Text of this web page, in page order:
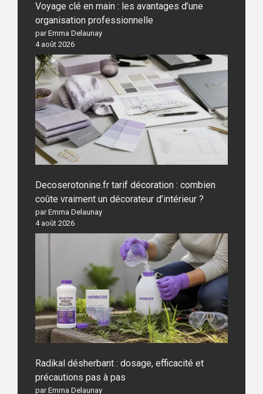
Voyage clé en main : les avantages d’une
organisation professionnelle
par Emma Delaunay
4 août 2026
Decoserotonine.fr tarif décoration : combien
coûte vraiment un décorateur d’intérieur ?
par Emma Delaunay
4 août 2026
Radikal désherbant : dosage, efficacité et
précautions pas à pas
par Emma Delaunay